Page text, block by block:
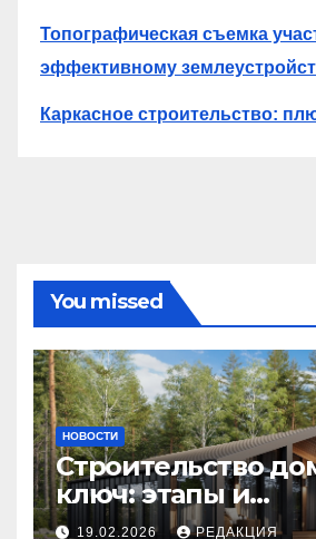
Топографическая съемка
эффективному
Каркасное строительство:
You missed
НОВОСТИ
Строительство
ключ: этапы и
планирование
19.02.2026 РЕДАКЦИЯ